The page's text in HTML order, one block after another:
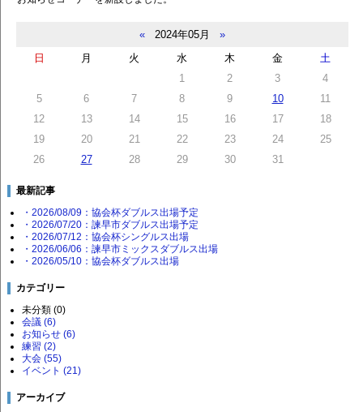
« 2024年05月
»
日
月 火 水 木 金
土
1
2 3
4
5
6 7 8 9 10
11
12
13 14 15 16 17
18
19
20 21 22 23 24
25
26
27 28 29 30 31
最新記事
・2026/08/09：協会杯ダブルス出場予定
・2026/07/20：諫早市ダブルス出場予定
・2026/07/12：協会杯シングルス出場
・2026/06/06：諫早市ミックスダブルス出場
・2026/05/10：協会杯ダブルス出場
カテゴリー
未分類 (0)
会議 (6)
お知らせ (6)
練習 (2)
大会 (55)
イベント (21)
アーカイブ